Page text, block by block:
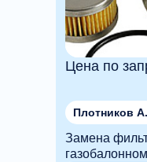
Цена по
Плотников
Замена